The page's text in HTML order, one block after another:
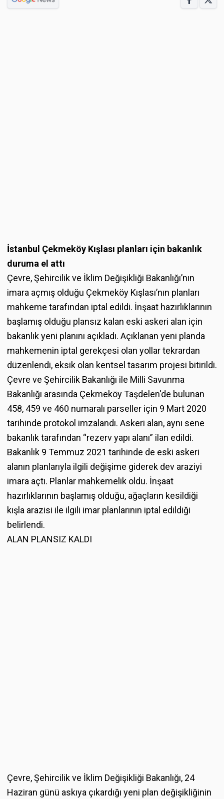
İstanbul Çekmeköy Kışlası planları için bakanlık
duruma el attı
Çevre, Şehircilik ve İklim Değişikliği Bakanlığı’nın
imara açmış olduğu Çekmeköy Kışlası’nın planları
mahkeme tarafından iptal edildi. İnşaat hazırlıklarının
başlamış olduğu plansız kalan eski askeri alan için
bakanlık yeni planını açıkladı. Açıklanan yeni planda
mahkemenin iptal gerekçesi olan yollar tekrardan
düzenlendi, eksik olan kentsel tasarım projesi bitirildi.
Çevre ve Şehircilik Bakanlığı ile Milli Savunma
Bakanlığı arasında Çekmeköy Taşdelen'de bulunan
458, 459 ve 460 numaralı parseller için 9 Mart 2020
tarihinde protokol imzalandı. Askeri alan, aynı sene
bakanlık tarafından “rezerv yapı alanı” ilan edildi.
Bakanlık 9 Temmuz 2021 tarihinde de eski askeri
alanın planlarıyla ilgili değişime giderek dev araziyi
imara açtı. Planlar mahkemelik oldu. İnşaat
hazırlıklarının başlamış olduğu, ağaçların kesildiği
kışla arazisi ile ilgili imar planlarının iptal edildiği
belirlendi.
ALAN PLANSIZ KALDI
Çevre, Şehircilik ve İklim Değişikliği Bakanlığı, 24
Haziran günü askıya çıkardığı yeni plan değişikliğinin